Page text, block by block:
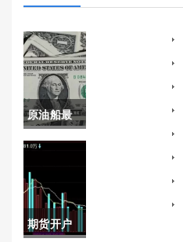
原油船最
大密度(原
油船最大
密度是多
少)
期货开户